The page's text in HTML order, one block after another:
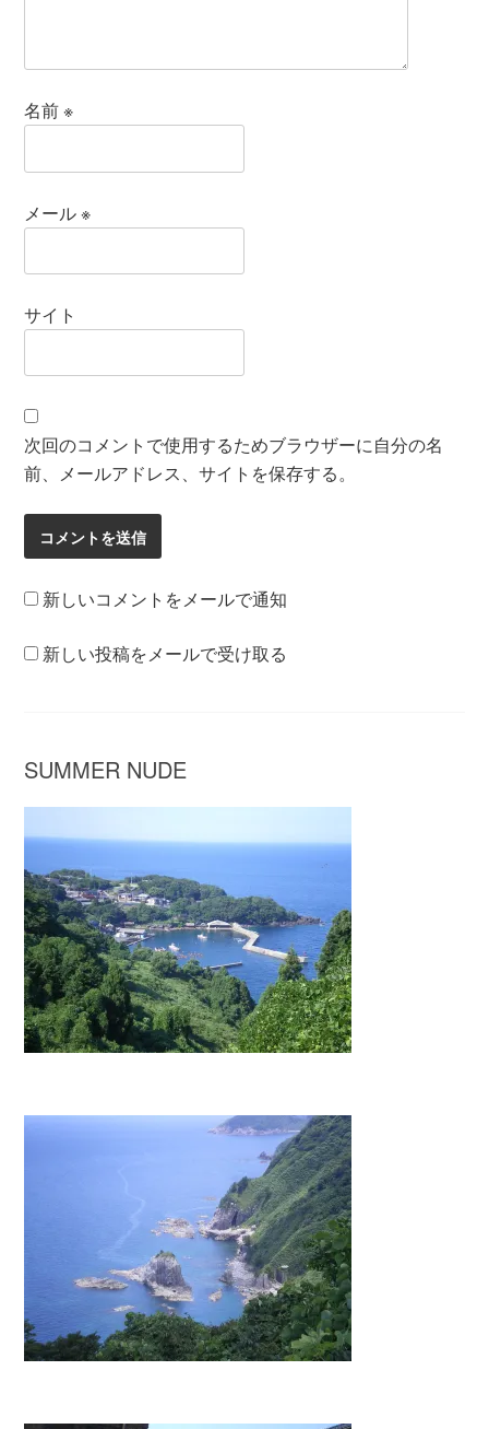
名前※
メール※
サイト
次回のコメントで使用するためブラウザーに自分の名
前、メールアドレス、サイトを保存する。
新しいコメントをメールで通知
新しい投稿をメールで受け取る
SUMMER NUDE